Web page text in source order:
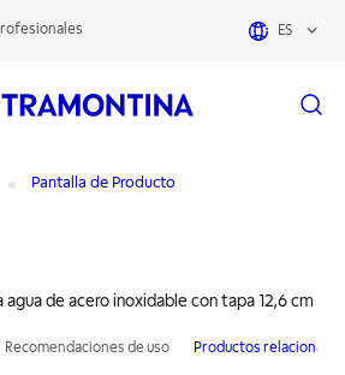
ES
Pantalla de Producto
agua de acero inoxidable con tapa 12,6 cm
Recomendaciones de uso Productos